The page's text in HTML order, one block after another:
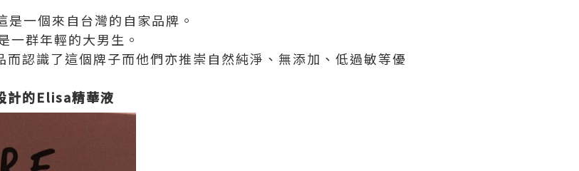
是一個來自台灣的 自家品牌。
群年輕的大男生。
認識了這個牌子而他們亦推崇自然純淨、無添加、低過敏等優
計的Elisa精華液